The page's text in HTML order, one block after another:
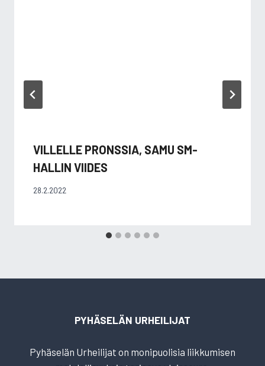
VILLELLE PRONSSIA, SAMU SM-
HALLIN VIIDES
28.2.2022
PYHÄSELÄN URHEILIJAT
Pyhäselän Urheilijat on monipuolisia liikkumisen